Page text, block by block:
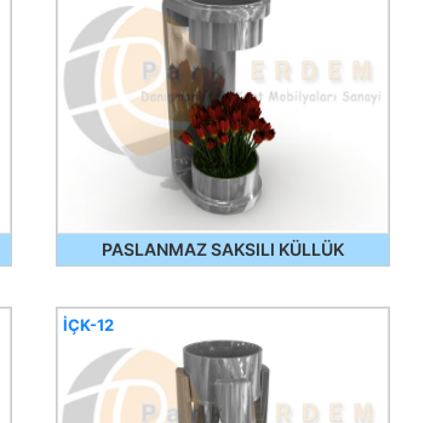
PASLANMAZ SAKSILI KÜLLÜK
İÇK-12